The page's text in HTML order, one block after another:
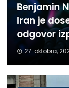
Benjamin
Iran je
odgovor
27. oktobra,